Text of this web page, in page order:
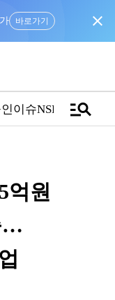
바로가기 close
이슈NSPTVmanage_search
억원
…